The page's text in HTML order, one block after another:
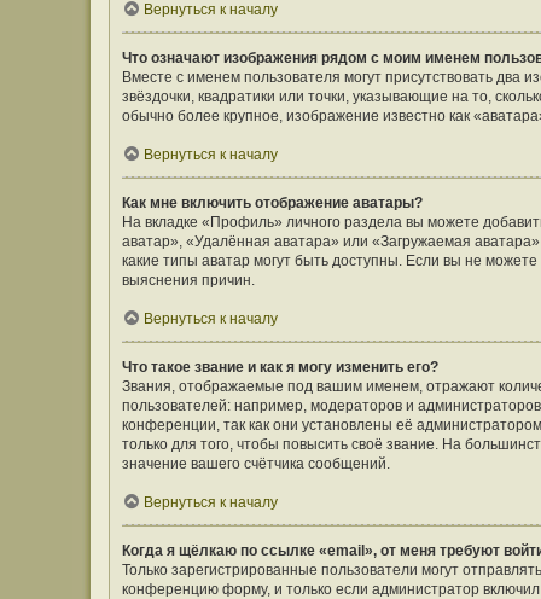
Вернуться к началу
Что означают изображения рядом с моим именем
Вместе с именем пользователя могут присутствовать
звёздочки, квадратики или точки, указывающие на то,
обычно более крупное, изображение известно как
Вернуться к началу
Как мне включить отображение аватары?
На вкладке «Профиль» личного раздела вы можете
аватар», «Удалённая аватара» или «Загружаемая
какие типы аватар могут быть доступны. Если вы не
выяснения причин.
Вернуться к началу
Что такое звание и как я могу изменить его?
Звания, отображаемые под вашим именем, отражают
пользователей: например, модераторов и
конференции, так как они установлены её
только для того, чтобы повысить своё звание. На
значение вашего счётчика сообщений.
Вернуться к началу
Когда я щёлкаю по ссылке «email», от меня требуют
Только зарегистрированные пользователи могут
конференцию форму, и только если администратор